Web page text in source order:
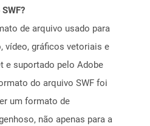
de arquivo usado para
vídeo, gráficos vetoriais e
e suportado pelo Adobe
do arquivo SWF foi
um formato de
não apenas para a